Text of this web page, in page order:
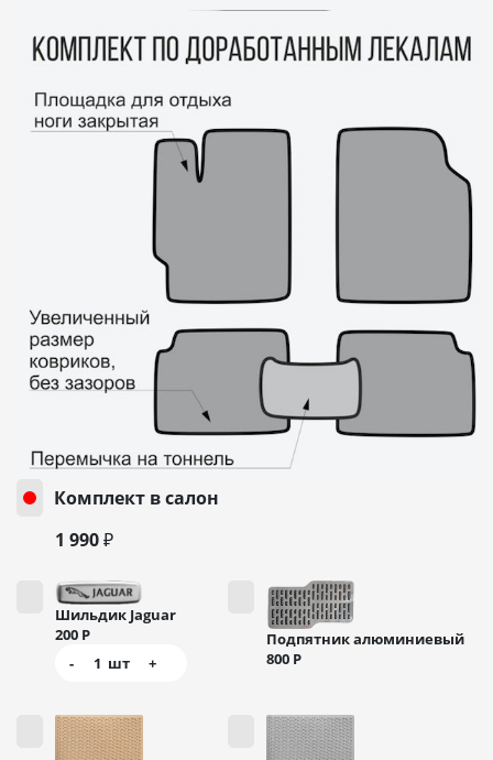
Комплект в салон
1 990 ₽
Шильдик Jaguar
200 Р
-
1 шт +
Подпятник алюминиевый
800 Р